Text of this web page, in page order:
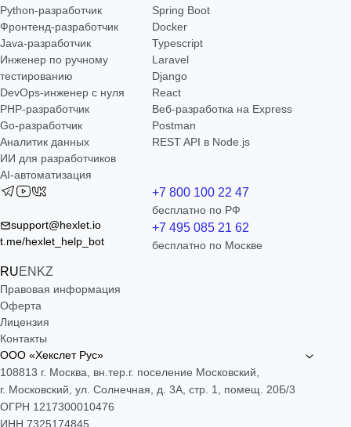
Python-разработчик
Фронтенд-разработчик
Java-разработчик
Инженер по ручному
тестированию
DevOps-инженер с нуля
РНР-разработчик
Go-разработчик
Аналитик данных
ИИ для разработчиков
AI-автоматизация
Spring Boot
Docker
Typescript
Laravel
Django
React
Веб-разработка на Express
Postman
REST API в Node.js
support@hexlet.io
t.me/hexlet_help_bot
RUEN KZ
+7 800 100 22 47
бесплатно по РФ
+7 495 085 21 62
бесплатно по Москве
Правовая информация
Оферта
Лицензия
Контакты
ООО «Хекслет Рус»
108813 г. Москва, вн.тер.г. поселение Московский,
г. Московский, ул. Солнечная, д. 3А, стр. 1, помещ. 20Б/3
ОГРН 1217300010476
ИНН 7325174845